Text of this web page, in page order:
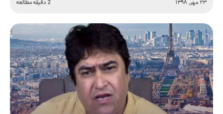
۲۳ مهر, ۱۳۹۸ 2 دقیقه مطالعه